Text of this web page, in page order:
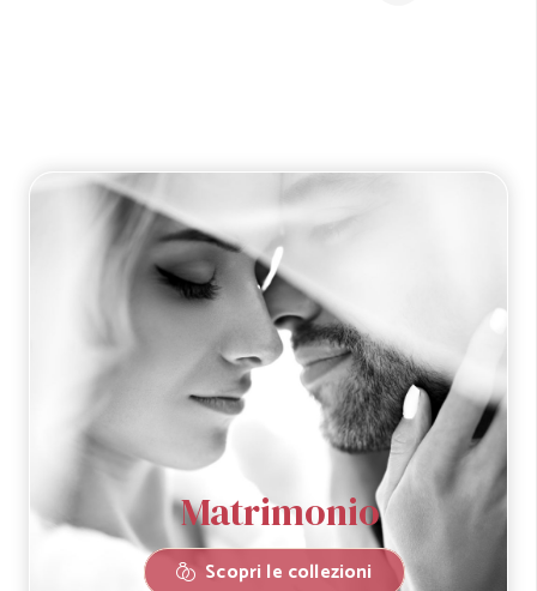
Matrimonio
Scopri le collezioni